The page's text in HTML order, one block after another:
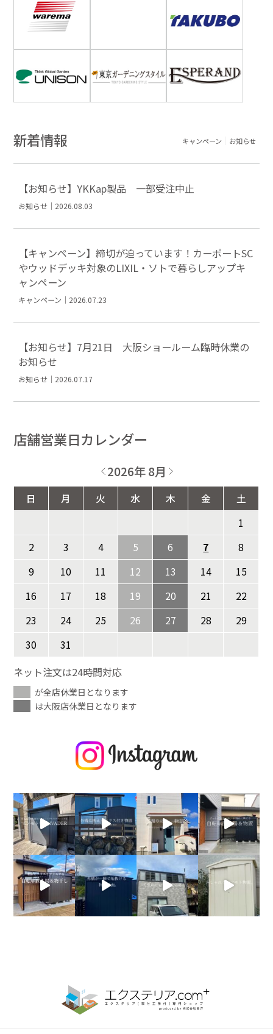
新着情報 キャンペーン お知らせ
【お知らせ】YKKap製品 一部受注中止
お知らせ｜2026.08.03
【キャンペーン】締切が迫っています！カーポートSC
やウッドデッキ対象のLIXIL・ソトで暮らしアップキ
ャンペーン
キャンペーン｜2026.07.23
【お知らせ】7月21日 大阪ショールーム臨時休業の
お知らせ
お知らせ｜2026.07.17
店舗営業日カレンダー
2026年 8月
日 月 火 水 木 金
土
1
2
3 4 5 6 7
8
9
10 11 12 13 14
15
16
17 18 19 20 21
22
23
24 25 26 27 28
29
30
31
ネット注文は24時間対応
が全店休業日となります
は大阪店休業日となります